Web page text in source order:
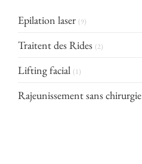
Epilation laser (9)
Traitent des Rides (2)
Lifting facial (1)
Rajeunissement sans chirurgie